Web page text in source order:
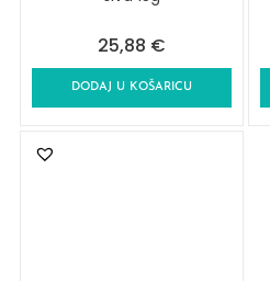
25,88 €
DODAJ U KOŠARICU